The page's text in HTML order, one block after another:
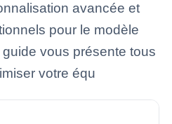
avancée et
pour le modèle
vous présente tous
votre équ